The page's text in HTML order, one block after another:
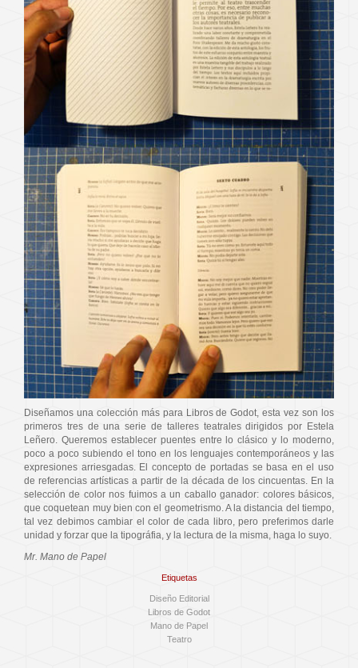
Diseñamos una colección más para Libros de Godot, esta vez son los
primeros tres de una serie de talleres teatrales dirigidos por Estela
Leñero. Queremos establecer puentes entre lo clásico y lo moderno,
poco a poco subiendo el tono en los lenguajes contemporáneos y las
expresiones arriesgadas. El concepto de portadas se basa en el uso
de referencias artísticas a partir de la década de los cincuentas. En la
selección de color nos fuimos a un caballo ganador: colores básicos,
que coquetean muy bien con el geometrismo. A la distancia del tiempo,
tal vez debimos cambiar el color de cada libro, pero preferimos darle
unidad y forzar que la tipográfia, y la lectura de la misma, haga lo suyo.
Mr. Mano de Papel
Etiquetas
Diseño Editorial
Libros de Godot
Mano de Papel
Teatro